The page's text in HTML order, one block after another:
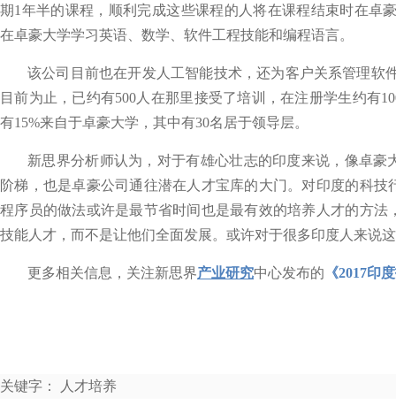
期1年半的课程，顺利完成这些课程的人将在课程结束时在卓
在卓豪大学学习英语、数学、软件工程技能和编程语言。
该公司目前也在开发人工智能技术，还为客户关系管理软
目前为止，已约有500人在那里接受了培训，在注册学生约有
有15%来自于卓豪大学，其中有30名居于领导层。
新思界分析师认为，对于有雄心壮志的印度来说，像卓豪
阶梯，也是卓豪公司通往潜在人才宝库的大门。对印度的科
程序员的做法或许是最节省时间也是最有效的培养人才的方法
技能人才，而不是让他们全面发展。或许对于很多印度人来说
更多相关信息，关注新思界产业研究中心发布的 《2017印
关键字： 人才培养